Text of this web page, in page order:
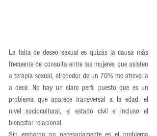
La falta de deseo sexual es quizás la causa más
frecuente de consulta entre las mujeres que asisten
a terapia sexual, alrededor de un 70% me atrevería
a decir. No hay un claro perfil puesto que es un
problema que aparece transversal a la edad, el
nivel sociocultural, el estado civil e incluso el
bienestar relacional.